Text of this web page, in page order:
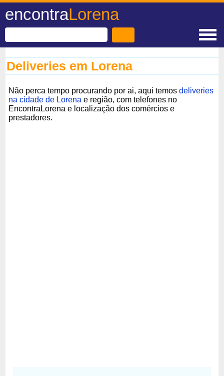
encontraLorena
Deliveries em Lorena
Não perca tempo procurando por ai, aqui temosdeliveries
na cidade de Lorena e região, com telefones no
EncontraLorena e localização dos comércios e
prestadores.